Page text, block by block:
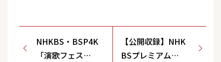
NHKBS・BSP4K
「演歌フェス
【公開収録】NHK
BSプレミアム